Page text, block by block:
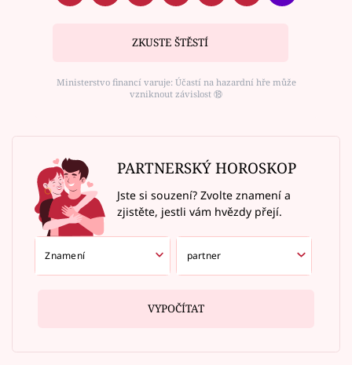
ZKUSTE ŠTĚSTÍ
Ministerstvo financí varuje: Účastí na hazardní hře může
vzniknout závislost ⑱
PARTNERSKÝ HOROSKOP
Jste si souzení? Zvolte znamení a
zjistěte, jestli vám hvězdy přejí.
VYPOČÍTAT